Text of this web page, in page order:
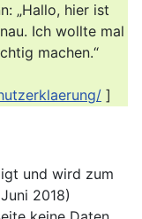
„Hallo, hier ist
Ich wollte mal
machen.“
]
und wird zum
2018)